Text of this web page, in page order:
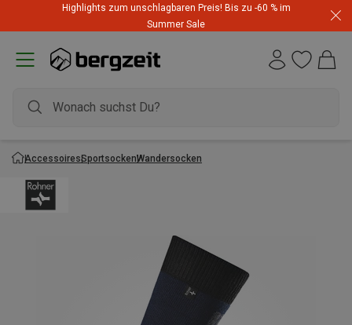
Highlights zum unschlagbaren Preis! Bis zu -60 % im
Summer Sale
AccessoiresSportsockenWandersocken